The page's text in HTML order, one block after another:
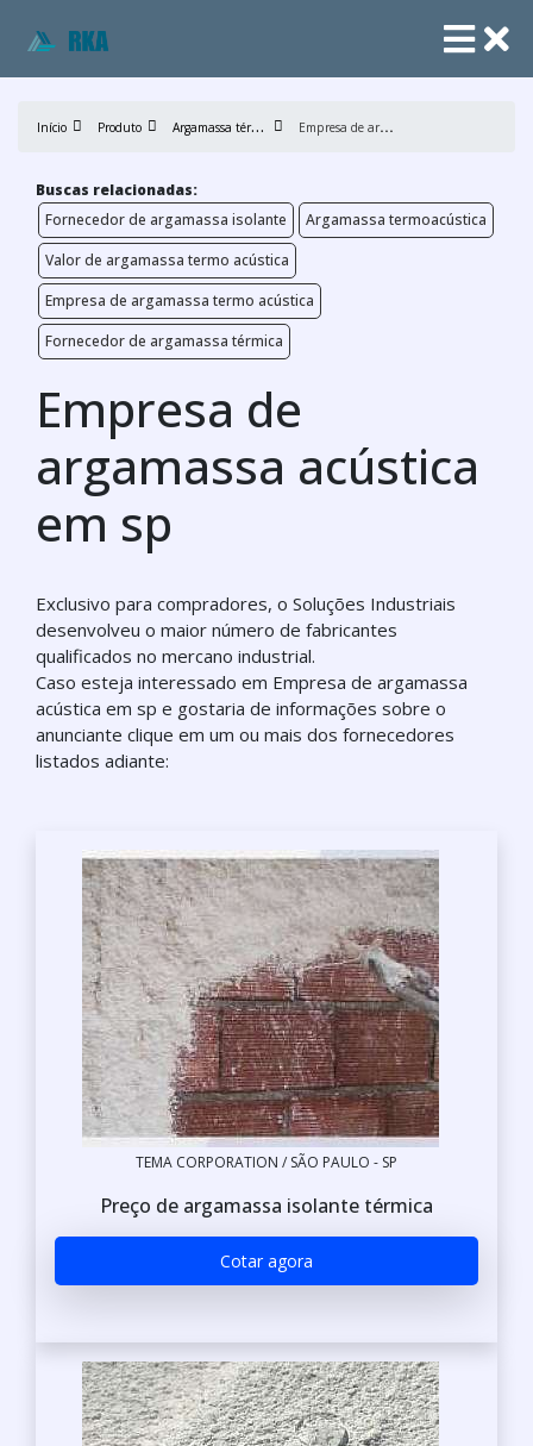
Início Produto A
rgamassa térmica E
mpresa de argamassa acústica em sp
Buscas relacionadas:
Fornecedor de argamassa isolante
Argamassa termoacústica
Valor de argamassa termo acústica
Empresa de argamassa termo acústica
Fornecedor de argamassa térmica
Empresa de
argamassa acústica
em sp
Exclusivo para compradores, o Soluções Industriais
desenvolveu o maior número de fabricantes
qualificados no mercano industrial.
Caso esteja interessado em Empresa de argamassa
acústica em sp e gostaria de informações sobre o
anunciante clique em um ou mais dos fornecedores
listados adiante:
TEMA CORPORATION / SÃO PAULO - SP
Preço de argamassa isolante térmica
Cotar agora